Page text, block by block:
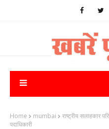
Home mumbai
राष्ट्रीय सलाहकार
पदाधिकारी